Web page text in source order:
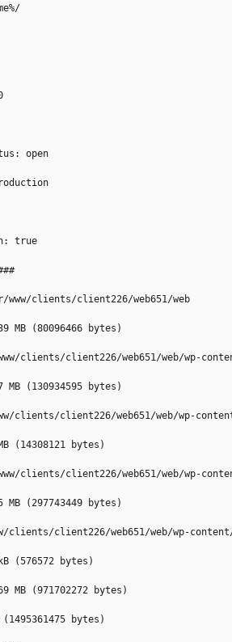
open
true
www/clients/client226/web651/web
MB (80096466 bytes)
clients/client226/web651/web/wp-
(130934595 bytes)
clients/client226/web651/web/wp-
(14308121 bytes)
clients/client226/web651/web/wp-
(297743449 bytes)
clients/client226/web651/web/wp-
(576572 bytes)
MB (971702272 bytes)
bytes)